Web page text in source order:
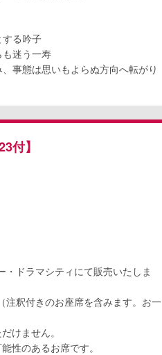
る吟子
迷う一寿
事態は思いもよらぬ方向へ転がり
付】
ドラマシティにて販売いたしま
注釈付きのお座席を含みます。お一
けません。
性のあるお席です。